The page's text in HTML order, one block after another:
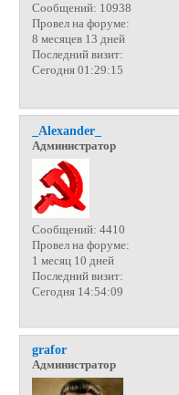
Сообщений: 10938
Провел на форуме:
8 месяцев 13 дней
Последний визит:
Сегодня 01:29:15
_Alexander_
Администратор
Сообщений: 4410
Провел на форуме:
1 месяц 10 дней
Последний визит:
Сегодня 14:54:09
grafor
Администратор